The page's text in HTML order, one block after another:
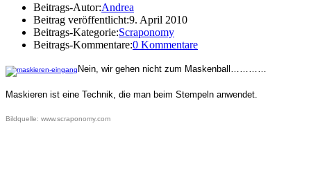
Beitrags-Autor:Andrea
Beitrag veröffentlicht:9. April 2010
Beitrags-Kategorie:Scraponomy
Beitrags-Kommentare:0 Kommentare
Nein, wir gehen nicht zum Maskenball…………
Maskieren ist eine Technik, die man beim Stempeln anwendet.
Bildquelle: www.scraponomy.com